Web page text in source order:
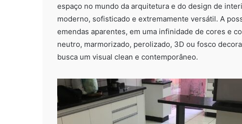
espaço no mundo da arquitetura e do design de
moderno, sofisticado e extremamente versátil. A
emendas aparentes, em uma infinidade de cores e
neutro, marmorizado, perolizado, 3D ou fosco
busca um visual clean e contemporâneo.